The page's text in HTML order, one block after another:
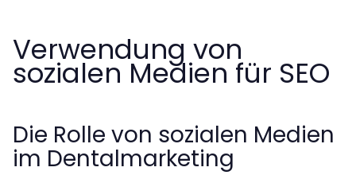
Verwendung von
sozialen Medien für SEO
Die Rolle von sozialen Medien
im Dentalmarketing